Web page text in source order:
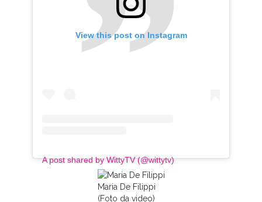
View this post on Instagram
A post shared by WittyTV (@wittytv)
Maria De Filippi
(Foto da video)